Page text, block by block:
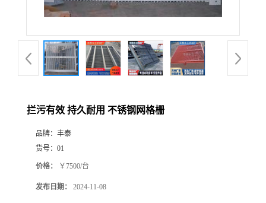
拦污有效 持久耐用 不锈钢网格栅
品牌： 丰泰
货号： 01
价格： ￥7500/台
发布日期： 2024-11-08